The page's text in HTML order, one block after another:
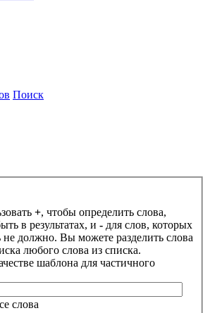
Поиск
+, чтобы определить слова,
в результатах, и - для слов, которых
не должно. Вы можете разделить слова
любого слова из списка.
шаблона для частичного
слова